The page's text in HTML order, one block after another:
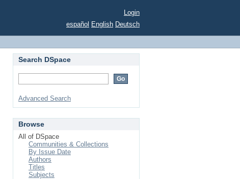
Login
español English Deutsch
Search DSpace
Advanced Search
Browse
All of DSpace
Communities & Collections
By Issue Date
Authors
Titles
Subjects